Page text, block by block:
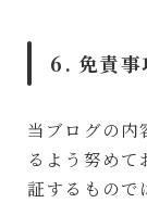
6. 免責事
当ブログの内
るよう努め
証するもので